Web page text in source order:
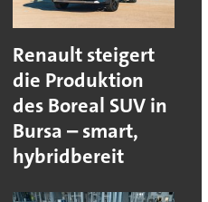
Renault steigert
die Produktion
des Boreal SUV in
Bursa – smart,
hybridbereit